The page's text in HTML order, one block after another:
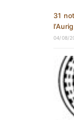
31
04/08/